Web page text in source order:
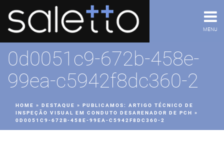
MENU
0d0051c9-672b-458e-
99ea-c5942f8dc360-2
HOME » DESTAQUE » PUBLICAMOS: ARTIGO TÉCNICO DE
INSPEÇÃO VISUAL EM CONDUTO DESARENADOR DE PCH »
0D0051C9-672B-458E-99EA-C5942F8DC360-2